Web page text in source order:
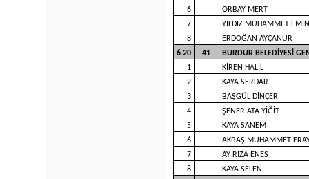
6
ORBAY MERT
7
YILDIZ MUHAMMET EMİN
8
ERDOĞAN AYÇANUR
6.20
41
BURDUR BELEDİYESİ
1
KİREN HALİL
2
KAYA SERDAR
3
BAŞGÜL DİNÇER
4
ŞENER ATA YİĞİT
5
KAYA SANEM
6
AKBAŞ MUHAMMET
7
AY RIZA ENES
8
KAYA SELEN